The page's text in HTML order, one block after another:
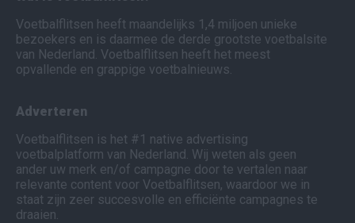
Voetbalflitsen heeft maandelijks 1,4 miljoen unieke
bezoekers en is daarmee de derde grootste voetbalsite
van Nederland. Voetbalflitsen heeft het meest
opvallende en grappige voetbalnieuws.
Adverteren
Voetbalflitsen is het #1 native advertising
voetbalplatform van Nederland. Wij weten als geen
ander uw merk en/of campagne door te vertalen naar
relevante content voor Voetbalflitsen, waardoor we in
staat zijn zeer succesvolle en efficiënte campagnes te
draaien.